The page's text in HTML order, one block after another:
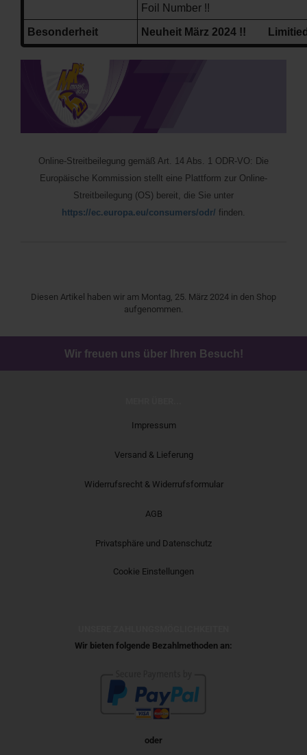
Foil Number !!
Besonderheit Neuheit März 2024 !!
Online-Streitbeilegung gemäß Art. 14 Abs. 1 ODR-VO: Die
Europäische Kommission stellt eine Plattform zur Online-
Streitbeilegung (OS) bereit, die Sie unter
https://ec.europa.eu/consumers/odr/ finden.
Diesen Artikel haben wir am Montag, 25. März 2024 in den Shop
aufgenommen.
Wir freuen uns über Ihren Besuch!
Impressum
Versand & Lieferung
Widerrufsrecht & Widerrufsformular
AGB
Privatsphäre und Datenschutz
Cookie Einstellungen
Wir bieten folgende Bezahlmethoden an:
oder